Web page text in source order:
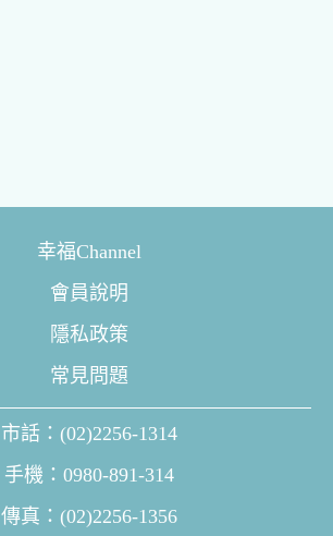
幸福Channel
會員說明
隱私政策
常見問題
市話：(02)2256-1314
手機：0980-891-314
傳真：(02)2256-1356